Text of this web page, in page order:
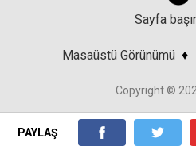
PAYLAŞ
Sayfa
Masaüstü Görünümü ♦
Copyright ©